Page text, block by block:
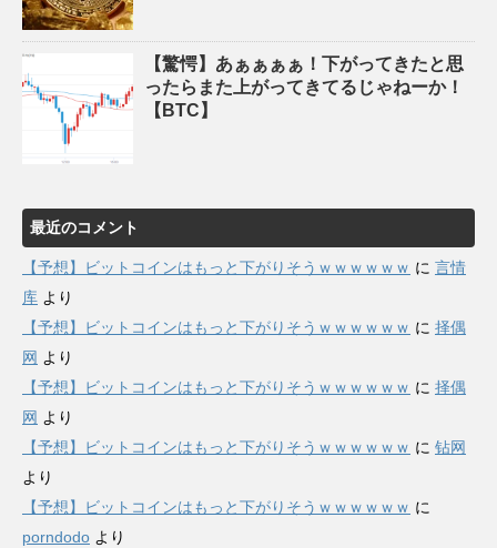
【驚愕】あぁぁぁぁ！下がってきたと思
ったらまた上がってきてるじゃねーか！
【BTC】
最近のコメント
【予想】ビットコインはもっと下がりそうｗｗｗｗｗｗ に 言情
库 より
【予想】ビットコインはもっと下がりそうｗｗｗｗｗｗ に 择偶
网 より
【予想】ビットコインはもっと下がりそうｗｗｗｗｗｗ に 择偶
网 より
【予想】ビットコインはもっと下がりそうｗｗｗｗｗｗ に 钻网
より
【予想】ビットコインはもっと下がりそうｗｗｗｗｗｗ に
porndodo より